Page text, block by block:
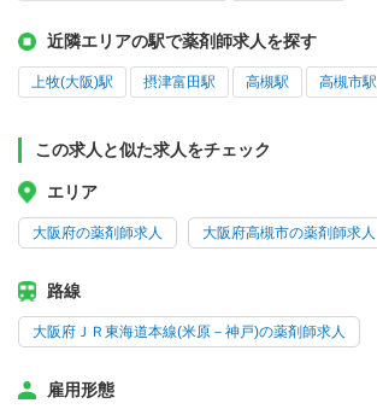
近隣エリアの駅で薬剤師求人を探す
上牧(大阪)駅 摂津富田駅 高槻駅 高槻市駅
この求人と似た求人をチェック
エリア
大阪府の薬剤師求人 大阪府高槻市の薬剤師求人
路線
大阪府ＪＲ東海道本線(米原－神戸)の薬剤師求人
雇用形態